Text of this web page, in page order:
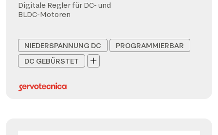
Digitale Regler für DC- und
BLDC-Motoren
NIEDERSPANNUNG DC
PROGRAMMIERBAR
DC GEBÜRSTET